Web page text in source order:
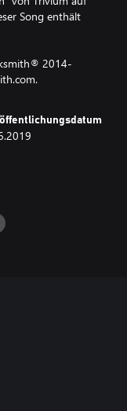
Song enthält
2014-